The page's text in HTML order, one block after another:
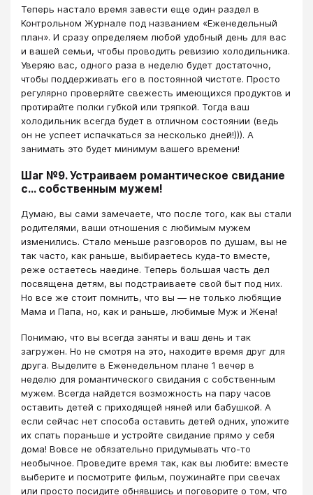
Теперь настало время завести еще один раздел в
Контрольном Журнале под названием «Еженедельный
план». И сразу определяем любой удобный день для вас
и вашей семьи, чтобы проводить ревизию холодильника.
Уверяю вас, одного раза в неделю будет достаточно,
чтобы поддерживать его в постоянной чистоте. Просто
регулярно проверяйте свежесть имеющихся продуктов и
протирайте полки губкой или тряпкой. Тогда ваш
холодильник всегда будет в отличном состоянии (ведь
он не успеет испачкаться за несколько дней!))). А
занимать это будет минимум вашего времени!
Шаг №9. Устраиваем романтическое свидание
с… собственным мужем!
Думаю, вы сами замечаете, что после того, как вы стали
родителями, ваши отношения с любимым мужем
изменились. Стало меньше разговоров по душам, вы не
так часто, как раньше, выбираетесь куда-то вместе,
реже остаетесь наедине. Теперь большая часть дел
посвящена детям, вы подстраиваете свой быт под них.
Но все же стоит помнить, что вы — не только любящие
Мама и Папа, но, как и раньше, любимые Муж и Жена!
Понимаю, что вы всегда заняты и ваш день и так
загружен. Но не смотря на это, находите время друг для
друга. Выделите в Еженедельном плане 1 вечер в
неделю для романтического свидания с собственным
мужем. Всегда найдется возможность на пару часов
оставить детей с приходящей няней или бабушкой. А
если сейчас нет способа оставить детей одних, уложите
их спать пораньше и устройте свидание прямо у себя
дома! Вовсе не обязательно придумывать что-то
необычное. Проведите время так, как вы любите: вместе
выберите и посмотрите фильм, поужинайте при свечах
или просто посидите обнявшись и поговорите о том, что